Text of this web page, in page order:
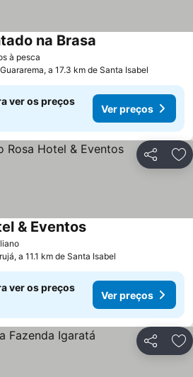
à pesca
na Brasa
Guararema, a 17.3 km de Santa Isabel
ver os preços
Ver preços
Partilhar
& Eventos
a 11.1 km de Santa Isabel
ver os preços
Ver preços
Partilhar